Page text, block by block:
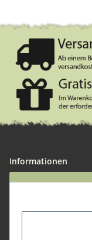
Informationen